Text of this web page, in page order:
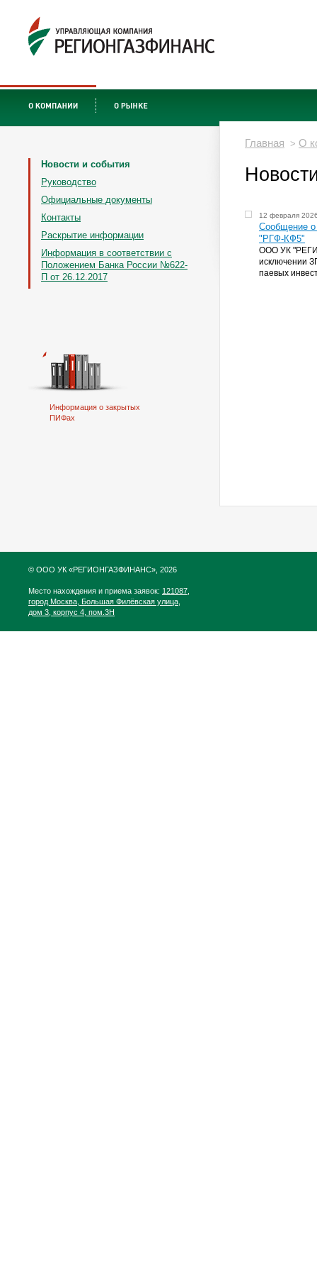
Новости и события
Руководство
Официальные документы
Контакты
Раскрытие информации
Информация в соответствии с
Положением Банка России №622-
П от 26.12.2017
Информация о закрытых
ПИФах
Главная > О
12 февраля
Сообщение
"РГФ-КФ5"
ООО УК
исключении
паевых
© ООО УК «РЕГИОНГАЗФИНАНС», 2026
Место нахождения и приема заявок: 121087,
город Москва, Большая Филёвская улица,
дом 3, корпус 4, пом.3Н